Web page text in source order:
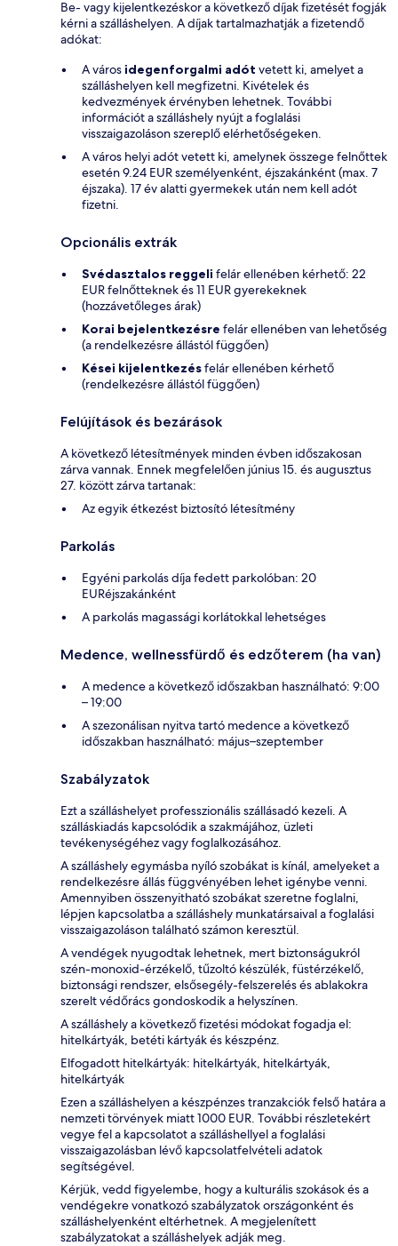
Be- vagy kijelentkezéskor a következő díjak fizetését fogják
kérni a szálláshelyen. A díjak tartalmazhatják a fizetendő
adókat:
A városidegenforgalmi adót vetett ki, amelyet a
szálláshelyen kell megfizetni. Kivételek és
kedvezmények érvényben lehetnek. További
információt a szálláshely nyújt a foglalási
visszaigazoláson szereplő elérhetőségeken.
A város helyi adót vetett ki, amelynek összege felnőttek
esetén 9.24 EUR személyenként, éjszakánként (max. 7
éjszaka). 17 év alatti gyermekek után nem kell adót
fizetni.
Opcionális extrák
Svédasztalos reggeli felár ellenében kérhető: 22
EUR felnőtteknek és 11 EUR gyerekeknek
(hozzávetőleges árak)
Korai bejelentkezésre felár ellenében van lehetőség
(a rendelkezésre állástól függően)
Kései kijelentkezésfelár ellenében kérhető
(rendelkezésre állástól függően)
Felújítások és bezárások
A következő létesítmények minden évben időszakosan
zárva vannak. Ennek megfelelően június 15. és augusztus
27. között zárva tartanak:
Az egyik étkezést biztosító létesítmény
Parkolás
Egyéni parkolás díja fedett parkolóban: 20
EURéjszakánként
A parkolás magassági korlátokkal lehetséges
Medence, wellnessfürdő és edzőterem (ha van)
A medence a következő időszakban használható: 9:00
– 19:00
A szezonálisan nyitva tartó medence a következő
időszakban használható: május–szeptember
Szabályzatok
Ezt a szálláshelyet professzionális szállásadó kezeli. A
szálláskiadás kapcsolódik a szakmájához, üzleti
tevékenységéhez vagy foglalkozásához.
A szálláshely egymásba nyíló szobákat is kínál, amelyeket a
rendelkezésre állás függvényében lehet igénybe venni.
Amennyiben összenyitható szobákat szeretne foglalni,
lépjen kapcsolatba a szálláshely munkatársaival a foglalási
visszaigazoláson található számon keresztül.
A vendégek nyugodtak lehetnek, mert biztonságukról
szén-monoxid-érzékelő, tűzoltó készülék, füstérzékelő,
biztonsági rendszer, elsősegély-felszerelés és ablakokra
szerelt védőrács gondoskodik a helyszínen.
A szálláshely a következő fizetési módokat fogadja el:
hitelkártyák, betéti kártyák és készpénz.
Elfogadott hitelkártyák: hitelkártyák, hitelkártyák,
hitelkártyák
Ezen a szálláshelyen a készpénzes tranzakciók felső határa a
nemzeti törvények miatt 1000 EUR. További részletekért
vegye fel a kapcsolatot a szálláshellyel a foglalási
visszaigazolásban lévő kapcsolatfelvételi adatok
segítségével.
Kérjük, vedd figyelembe, hogy a kulturális szokások és a
vendégekre vonatkozó szabályzatok országonként és
szálláshelyenként eltérhetnek. A megjelenített
szabályzatokat a szálláshelyek adják meg.